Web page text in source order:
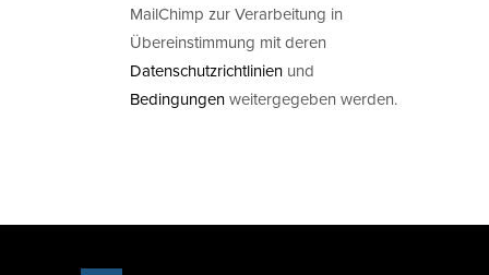
MailChimp zur Verarbeitung in
Übereinstimmung mit deren
Datenschutzrichtlinien und
Bedingungenweitergegeben werden.